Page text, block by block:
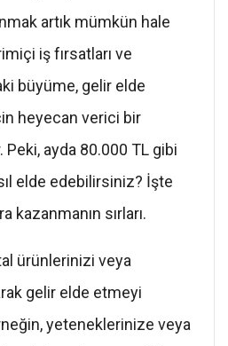
artık mümkün hale
iş fırsatları ve
büyüme, gelir elde
heyecan verici bir
ayda 80.000 TL gibi
elde edebilirsiniz? İşte
kazanmanın sırları.
ürünlerinizi veya
gelir elde etmeyi
yeteneklerinize veya